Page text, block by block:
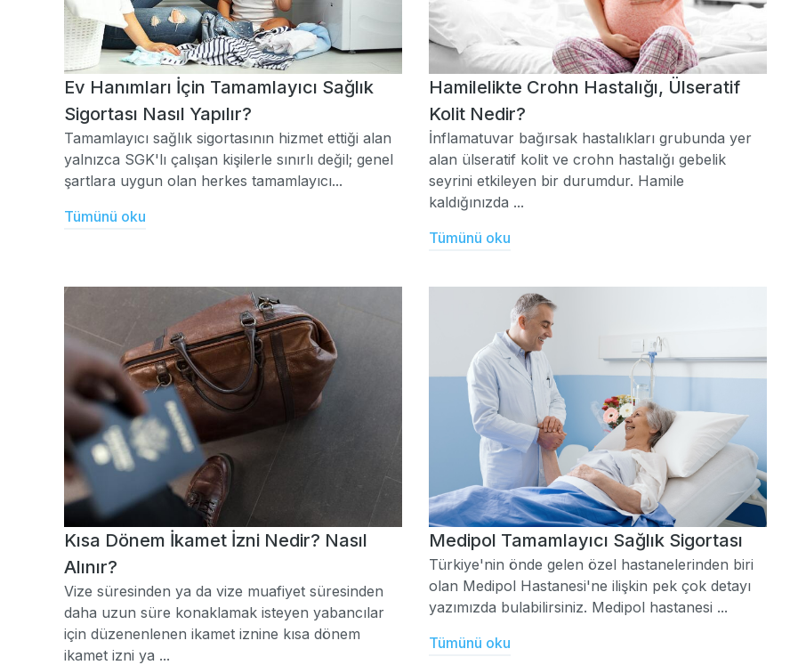
Ev Hanımları İçin Tamamlayıcı Sağlık
Sigortası Nasıl Yapılır?
Tamamlayıcı sağlık sigortasının hizmet ettiği alan
yalnızca SGK'lı çalışan kişilerle sınırlı değil; genel
şartlara uygun olan herkes tamamlayıcı...
Tümünü oku
Hamilelikte Crohn Hastalığı, Ülseratif
Kolit Nedir?
İnflamatuvar bağırsak hastalıkları grubunda yer
alan ülseratif kolit ve crohn hastalığı gebelik
seyrini etkileyen bir durumdur. Hamile
kaldığınızda ...
Tümünü oku
Kısa Dönem İkamet İzni Nedir? Nasıl
Alınır?
Vize süresinden ya da vize muafiyet süresinden
daha uzun süre konaklamak isteyen yabancılar
için düzenenlenen ikamet iznine kısa dönem
ikamet izni ya ...
Medipol Tamamlayıcı Sağlık Sigortası
Türkiye'nin önde gelen özel hastanelerinden biri
olan Medipol Hastanesi'ne ilişkin pek çok detayı
yazımızda bulabilirsiniz. Medipol hastanesi ...
Tümünü oku